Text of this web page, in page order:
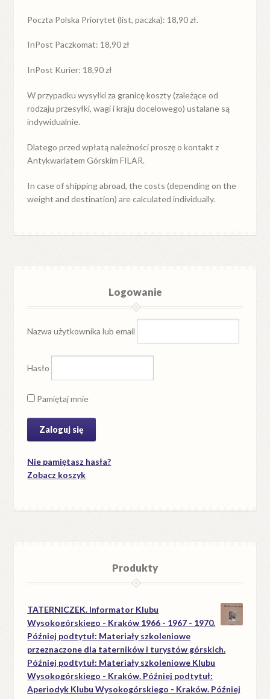
Poczta Polska Priorytet (list, paczka): 18,90 zł.
InPost Paczkomat: 18,90 zł
InPost Kurier: 18,90 zł
W przypadkuwysyłkiza granicękoszty (zależące od
rodzaju przesyłki, wagi i kraju docelowego) ustalane są
indywidualnie.
Dlatego przed wpłatą należności proszę o kontakt z
Antykwariatem Górskim FILAR.
In case of shipping abroad, the costs (depending on the
weight and destination) are calculated individually.
Logowanie
Nazwa użytkownika lub email
Hasło
Pamiętaj mnie
Nie pamiętasz hasła?
Zobacz koszyk
Produkty
TATERNICZEK. Informator Klubu
Wysokogórskiego - Kraków 1966 - 1967 - 1970.
Później podtytuł: Materiały szkoleniowe
przeznaczone dla taterników i turystów górskich.
Później podtytuł: Materiały szkoleniowe Klubu
Wysokogórskiego - Kraków. Później podtytuł:
Aperiodyk Klubu Wysokogórskiego - Kraków. Później